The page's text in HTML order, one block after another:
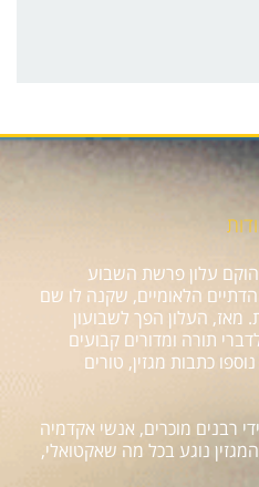
25 שנה, אז הוקם עלון פרשת השבוע
הלאומיים, שקנה לו שם
מאז, העלון הפך לשבועון
תורה ומדורים קבועים
כתבות מגזין, טורים
רבנים מוכרים, אנשי אקדמיה
נוגע בכל מה שאקטואלי,